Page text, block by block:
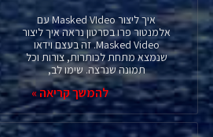
איך ליצור Masked VIdeo עם
אלמנטור פרו בסרטון נראה איך ליצור
Masked Video. זה בעצם וידאו
שנמצא מתחת לכותרות, צורות וכל
תמונה שנרצה. שימו לב,
להמשך קריאה »